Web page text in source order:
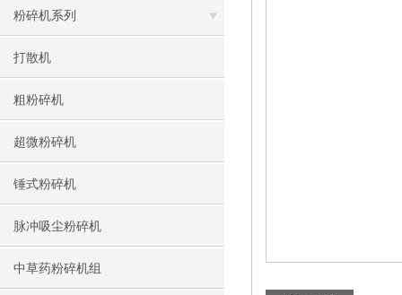
粉碎机系列
打散机
粗粉碎机
超微粉碎机
锤式粉碎机
脉冲吸尘粉碎机
中草药粉碎机组